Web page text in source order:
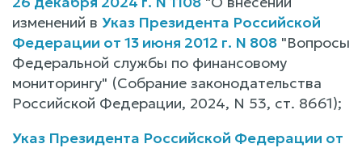
изменений в Указ Президента Российской
Федерации от 13 июня 2012 г. N 808 "Вопросы
Федеральной службы по финансовому
мониторингу" (Собрание законодательства
Российской Федерации, 2024, N 53, ст. 8661);
Указ Президента Российской Федерации от